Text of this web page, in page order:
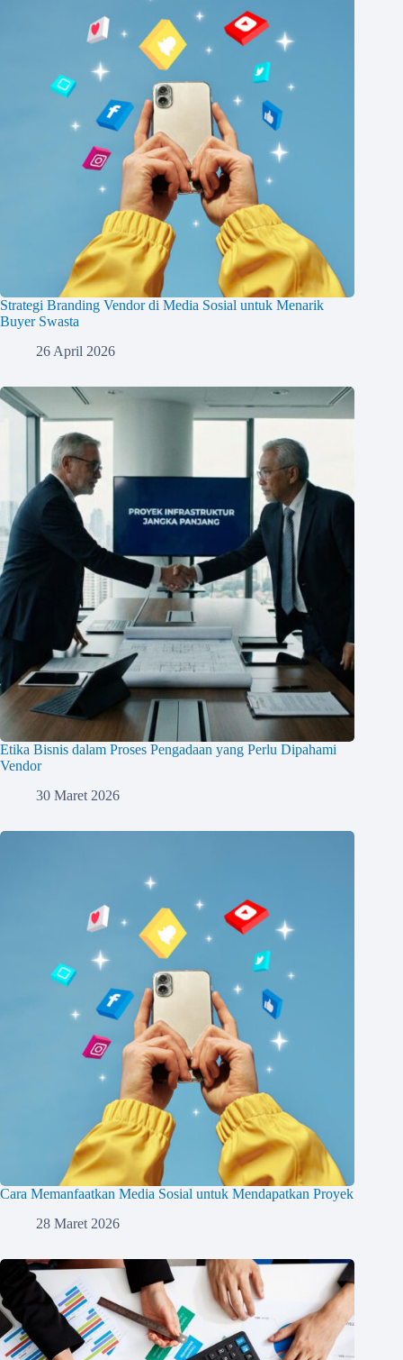
Strategi Branding Vendor di Media Sosial untuk Menarik
Buyer Swasta
26 April 2026
Etika Bisnis dalam Proses Pengadaan yang Perlu Dipahami
Vendor
30 Maret 2026
Cara Memanfaatkan Media Sosial untuk Mendapatkan Proyek
28 Maret 2026